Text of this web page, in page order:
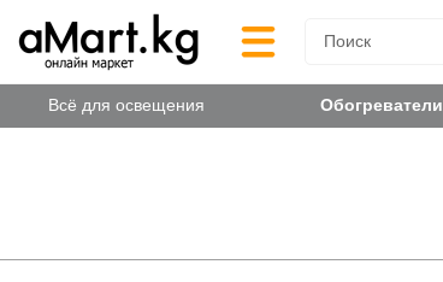
Всё для освещения Обогреватели